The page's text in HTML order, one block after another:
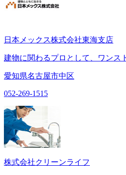
日本メックス株式会社東海支店
建物に関わるプロとして、ワンス
愛知県名古屋市中区
052-269-1515
株式会社クリーンライフ